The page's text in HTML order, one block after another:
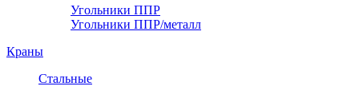
Угольники ППР
Угольники ППР/металл
Краны
Стальные